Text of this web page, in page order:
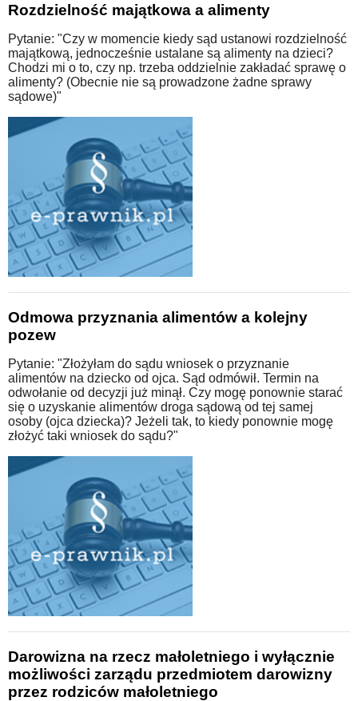
Rozdzielność majątkowa a alimenty
Pytanie: "Czy w momencie kiedy sąd ustanowi rozdzielność
majątkową, jednocześnie ustalane są alimenty na dzieci?
Chodzi mi o to, czy np. trzeba oddzielnie zakładać sprawę o
alimenty? (Obecnie nie są prowadzone żadne sprawy
sądowe)"
Odmowa przyznania alimentów a kolejny
pozew
Pytanie: "Złożyłam do sądu wniosek o przyznanie
alimentów na dziecko od ojca. Sąd odmówił. Termin na
odwołanie od decyzji już minął. Czy mogę ponownie starać
się o uzyskanie alimentów droga sądową od tej samej
osoby (ojca dziecka)? Jeżeli tak, to kiedy ponownie mogę
złożyć taki wniosek do sądu?"
Darowizna na rzecz małoletniego i wyłącznie
możliwości zarządu przedmiotem darowizny
przez rodziców małoletniego